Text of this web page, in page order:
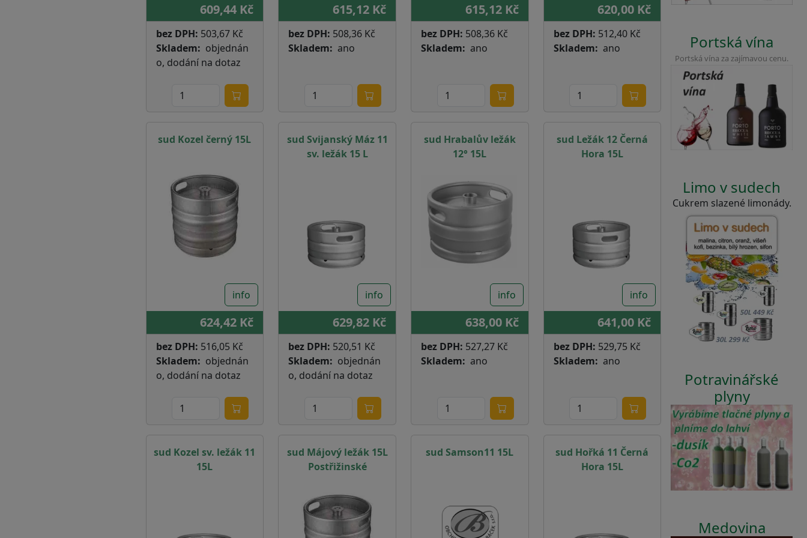
609,44 Kč
bez DPH: 503,67 Kč
Skladem
objednán
o, dodání na dotaz
615,12 Kč
bez DPH: 508,36 Kč
Skladem
ano
615,12 Kč
bez DPH: 508,36 Kč
Skladem
ano
620,00 Kč
bez DPH: 512,40 Kč
Skladem
ano
sud Kozel černý 15L
info
624,42 Kč
bez DPH: 516,05 Kč
Skladem
objednán
o, dodání na dotaz
sud Svijanský Máz 11
sv. ležák 15 L
info
629,82 Kč
bez DPH: 520,51 Kč
Skladem
objednán
o, dodání na dotaz
sud Hrabalův ležák
12° 15L
info
638,00 Kč
bez DPH: 527,27 Kč
Skladem
ano
sud Ležák 12 Černá
Hora 15L
info
641,00 Kč
bez DPH: 529,75 Kč
Skladem
ano
sud Kozel sv. ležák 11
15L
sud Májový ležák 15L
Postřižinské
sud Samson11 15L
sud Hořká 11 Černá
Hora 15L
Portská vína
Portská vína za zajímavou cenu.
Limo v sudech
Cukrem slazené limonády.
Potravinářské
plyny
Medovina